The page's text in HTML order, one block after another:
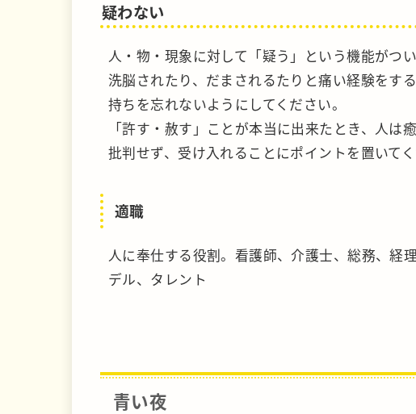
疑わない
人・物・現象に対して「疑う」という機能がつい
洗脳されたり、だまされるたりと痛い経験をす
持ちを忘れないようにしてください。
「許す・赦す」ことが本当に出来たとき、人は
批判せず、受け入れることにポイントを置いてく
適職
人に奉仕する役割。看護師、介護士、総務、経
デル、タレント
青い夜